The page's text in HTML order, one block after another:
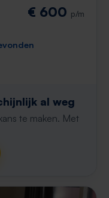
€ 600 p/m
al weg
te maken. Met